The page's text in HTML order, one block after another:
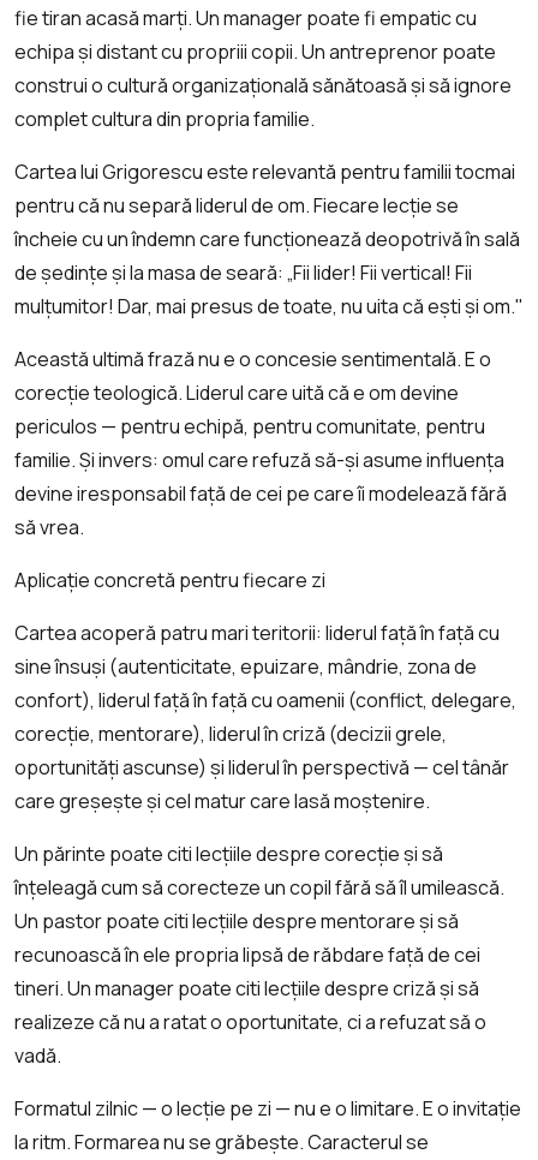
fie tiran acasă marți. Un manager poate fi empatic cu
echipa și distant cu propriii copii. Un antreprenor poate
construi o cultură organizațională sănătoasă și să ignore
complet cultura din propria familie.
Cartea lui Grigorescu este relevantă pentru familii tocmai
pentru că nu separă liderul de om. Fiecare lecție se
încheie cu un îndemn care funcționează deopotrivă în sală
de ședințe și la masa de seară: „Fii lider! Fii vertical! Fii
mulțumitor! Dar, mai presus de toate, nu uita că ești și om."
Această ultimă frază nu e o concesie sentimentală. E o
corecție teologică. Liderul care uită că e om devine
periculos — pentru echipă, pentru comunitate, pentru
familie. Și invers: omul care refuză să-și asume influența
devine iresponsabil față de cei pe care îi modelează fără
să vrea.
Aplicație concretă pentru fiecare zi
Cartea acoperă patru mari teritorii: liderul față în față cu
sine însuși (autenticitate, epuizare, mândrie, zona de
confort), liderul față în față cu oamenii (conflict, delegare,
corecție, mentorare), liderul în criză (decizii grele,
oportunități ascunse) și liderul în perspectivă — cel tânăr
care greșește și cel matur care lasă moștenire.
Un părinte poate citi lecțiile despre corecție și să
înțeleagă cum să corecteze un copil fără să îl umilească.
Un pastor poate citi lecțiile despre mentorare și să
recunoască în ele propria lipsă de răbdare față de cei
tineri. Un manager poate citi lecțiile despre criză și să
realizeze că nu a ratat o oportunitate, ci a refuzat să o
vadă.
Formatul zilnic — o lecție pe zi — nu e o limitare. E o invitație
la ritm. Formarea nu se grăbește. Caracterul se